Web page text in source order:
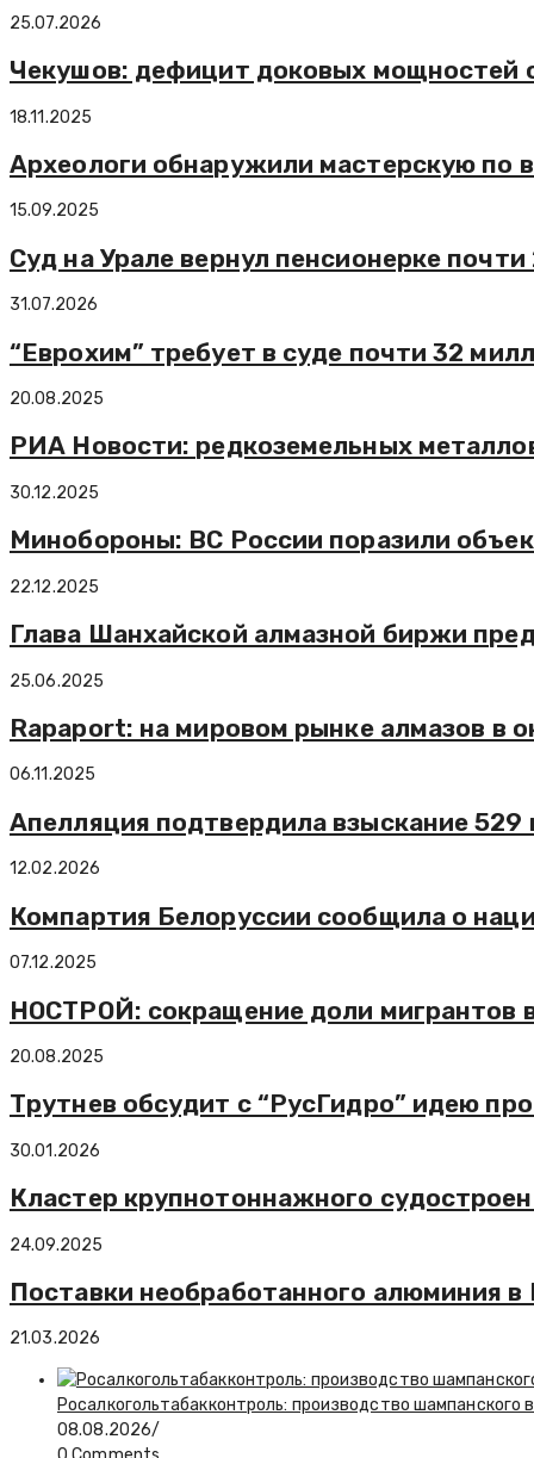
25.07.2026
Чекушов: дефицит доковых мощностей
18.11.2025
Археологи обнаружили мастерскую по
15.09.2025
Суд на Урале вернул пенсионерке
31.07.2026
“Еврохим” требует в суде почти 32
20.08.2025
РИА Новости: редкоземельных
30.12.2025
Минобороны: ВС России поразили
22.12.2025
Глава Шанхайской алмазной биржи
25.06.2025
Rapaport: на мировом рынке алмазов в
06.11.2025
Апелляция подтвердила взыскание
12.02.2026
Компартия Белоруссии сообщила о
07.12.2025
НОСТРОЙ: сокращение доли мигрантов
20.08.2025
Трутнев обсудит с “РусГидро” идею
30.01.2026
Кластер крупнотоннажного
24.09.2025
Поставки необработанного алюминия
21.03.2026
Росалкогольтабакконтроль: производство шампанского
08.08.2026/